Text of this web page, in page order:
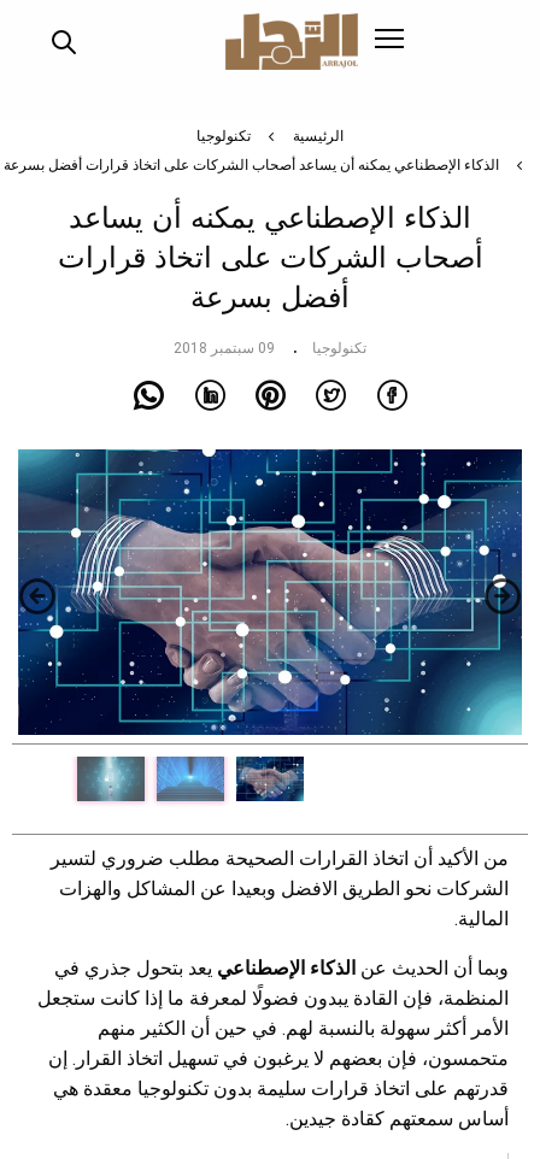
الرئيسية
تكنولوجيا
الذكاء الإصطناعي يمكنه أن يساعد أصحاب الشركات على اتخاذ قرارات أفضل بسرعة
الذكاء الإصطناعي يمكنه أن يساعد
أصحاب الشركات على اتخاذ قرارات
أفضل بسرعة
تكنولوجيا 09 سبتمبر 2018
من الأكيد أن اتخاذ القرارات الصحيحة مطلب ضروري لتسير
الشركات نحو الطريق الافضل وبعيدا عن المشاكل والهزات
المالية.
وبما أن الحديث عن الذكاء الإصطناعي يعد بتحول جذري في
المنظمة، فإن القادة يبدون فضولًا لمعرفة ما إذا كانت ستجعل
الأمر أكثر سهولة بالنسبة لهم. في حين أن الكثير منهم
متحمسون، فإن بعضهم لا يرغبون في تسهيل اتخاذ القرار. إن
قدرتهم على اتخاذ قرارات سليمة بدون تكنولوجيا معقدة هي
أساس سمعتهم كقادة جيدين.